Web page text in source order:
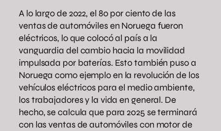
A lo largo de 2022, el 80 por ciento de las
ventas de automóviles en Noruega fueron
eléctricos, lo que colocó al país a la
vanguardia del cambio hacia la movilidad
impulsada por baterías. Esto también puso a
Noruega como ejemplo en la revolución de los
vehículos eléctricos para el medio ambiente,
los trabajadores y la vida en general. De
hecho, se calcula que para 2025 se terminará
con las ventas de automóviles con motor de